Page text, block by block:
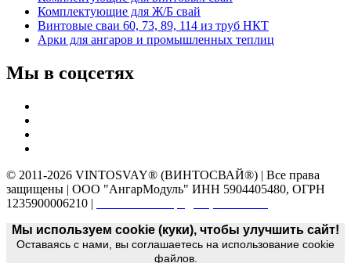
Комплектующие для Ж/Б свай
Винтовые сваи 60, 73, 89, 114 из труб НКТ
Арки для ангаров и промышленных теплиц
Мы в соцсетях
© 2011-2026 VINTOSVAY® (ВИНТОСВАЙ®) | Все права
защищены | ООО "АнгарМодуль" ИНН 5904405480, ОГРН
1235900006210 |
Мы используем cookie (куки), чтобы улучшить сайт!
Оставаясь с нами, вы соглашаетесь на использование cookie
файлов.